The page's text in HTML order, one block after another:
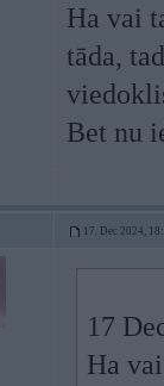
Ha vai
tāda,
Bet nu
17. Dec 2024,
17
Ha